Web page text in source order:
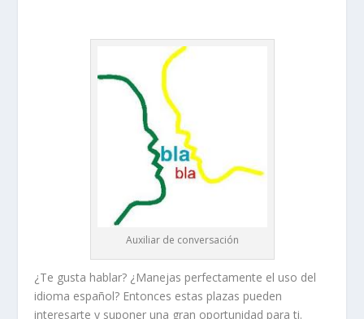
Auxiliar de conversación
¿Te gusta hablar? ¿Manejas perfectamente el uso del
idioma español? Entonces estas plazas pueden
interesarte y suponer una gran oportunidad para ti.